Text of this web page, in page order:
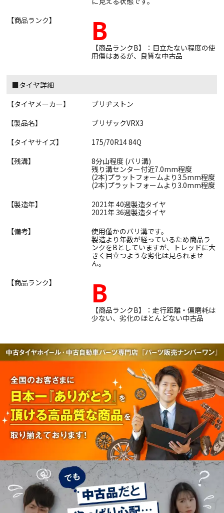
【商品ランク】
B
【商品ランクB】：目立たない程度の使
用傷はあるが、良質な中古品
■タイヤ詳細
【タイヤメーカー】
ブリヂストン
【製品名】
ブリザックVRX3
【タイヤサイズ】
175/70R14 84Q
【残溝】
8分山程度 (バリ溝)
残り溝センター付近7.0mm程度
(2本)プラットフォームより3.5mm程度
(2本)プラットフォームより3.0mm程度
【製造年】
2021年 40週製造タイヤ
2021年 36週製造タイヤ
【備考】
使用僅かのバリ溝です。
製造より年数が経っているため商品ラ
ンクをBとしていますが、トレッドに大
きく目立つような劣化は見られませ
ん。
【商品ランク】
B
【商品ランクB】：走行距離・偏磨耗は
少ない、劣化のほとんどない中古品